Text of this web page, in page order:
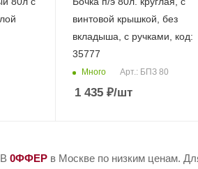
винтовой крышкой, без
вкладыша, с ручками, код:
35777
Много Арт.: БПЗ 80
1 435₽/шт
0ФФЕР в Москве по низким ценам.